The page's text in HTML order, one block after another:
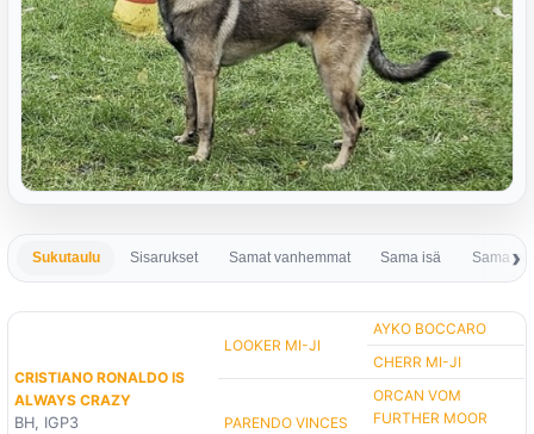
Sukutaulu Sisarukset Samat vanhemmat Sama isä Sama
CRISTIANO RONALDO IS
ALWAYS CRAZY
BH, IGP3
LOOKER MI-JI
AYKO BOCCARO
CHERR MI-JI
PARENDO VINCES
ORCAN VOM
FURTHER MOOR